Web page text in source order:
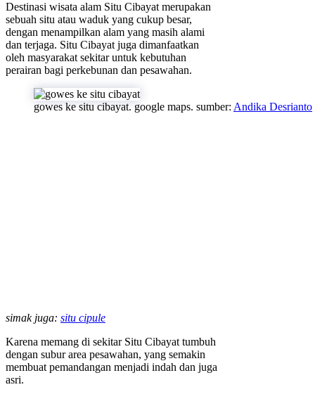
Destinasi wisata alam Situ Cibayat merupakan
sebuah situ atau waduk yang cukup besar,
dengan menampilkan alam yang masih alami
dan terjaga. Situ Cibayat juga dimanfaatkan
oleh masyarakat sekitar untuk kebutuhan
perairan bagi perkebunan dan pesawahan.
gowes ke situ cibayat. google maps. sumber: Andika Desrianto
simak juga: situ cipule
Karena memang di sekitar Situ Cibayat tumbuh
dengan subur area pesawahan, yang semakin
membuat pemandangan menjadi indah dan juga
asri.